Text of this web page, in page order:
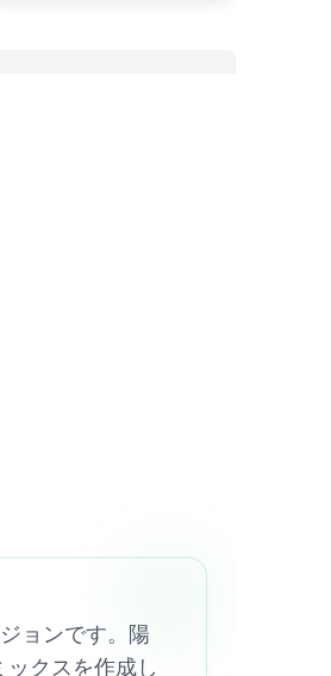
ョンです。陽
クスを作成し